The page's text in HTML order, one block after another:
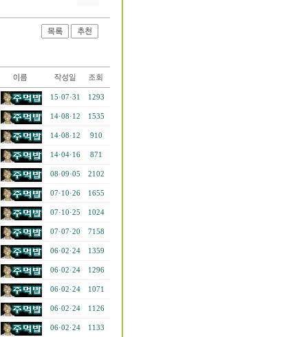
15·07·31 1293
14·08·12 1535
14·08·12 910
14·04·16 871
08·09·05 2102
07·10·26 1655
07·10·25 1024
07·07·20 7158
06·02·24 1359
06·02·24 1296
06·02·24 1071
06·02·24 1126
06·02·24 1133